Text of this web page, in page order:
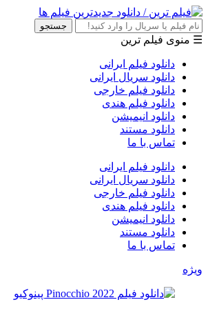
جستجو
☰ منوی فیلم ترین
دانلود فیلم ایرانی
دانلود سریال ایرانی
دانلود فیلم خارجی
دانلود فیلم هندی
دانلود انیمیشن
دانلود مستند
تماس با ما
دانلود فیلم ایرانی
دانلود سریال ایرانی
دانلود فیلم خارجی
دانلود فیلم هندی
دانلود انیمیشن
دانلود مستند
تماس با ما
ویژه